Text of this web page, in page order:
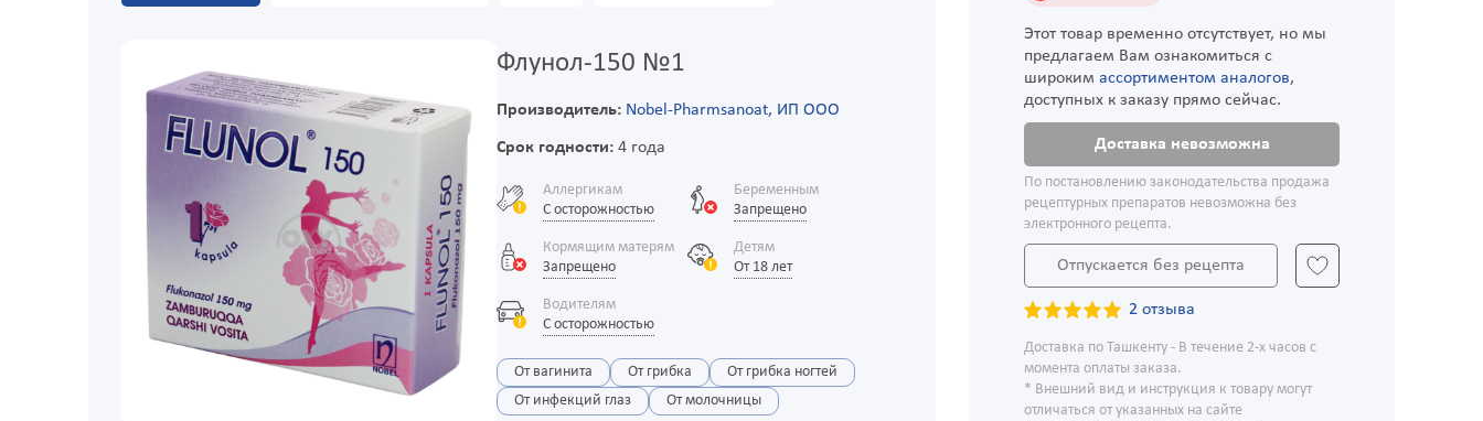
Флунол-150 №1
Производитель: Nobel-Pharmsanoat, ИП ООО
Срок годности:4 года
Аллергикам
С осторожностью
Беременным
Запрещено
Кормящим матерям
Запрещено
Детям
От 18 лет
Водителям
С осторожностью
От вагинита От грибка
От грибка ногтей
От инфекций глаз
От молочницы
Этот товар временно отсутствует, но мы
предлагаем Вам ознакомиться с
широким ассортиментом аналогов,
доступных к заказу прямо сейчас.
Доставка невозможна
По постановлению законодательства продажа
рецептурных препаратов невозможна без
электронного рецепта.
Отпускается без рецепта
2 отзыва
Доставка по Ташкенту - В течение 2-х часов с
момента оплаты заказа.
* Внешний вид и инструкция к товару могут
отличаться от указанных на сайте